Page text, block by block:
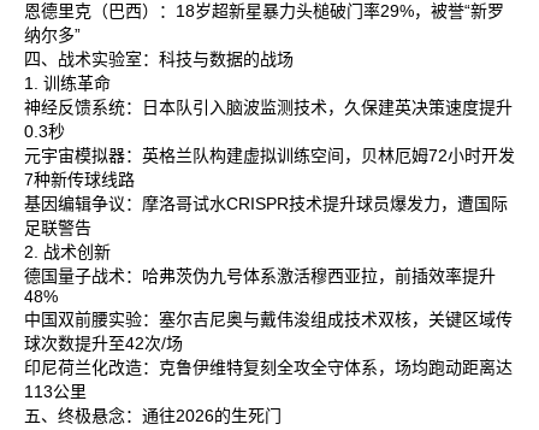
恩德里克‌（巴西）：18岁超新星暴力头槌破门率29%，被誉“新罗
纳尔多”‌
四、战术实验室：科技与数据的战场
1. 训练革命
神经反馈系统‌：日本队引入脑波监测技术，久保建英决策速度提升
0.3秒‌
元宇宙模拟器‌：英格兰队构建虚拟训练空间，贝林厄姆72小时开发
7种新传球线路‌
基因编辑争议‌：摩洛哥试水CRISPR技术提升球员爆发力，遭国际
足联警告‌
2. 战术创新
德国量子战术‌：哈弗茨伪九号体系激活穆西亚拉，前插效率提升
48%‌
中国双前腰实验‌：塞尔吉尼奥与戴伟浚组成技术双核，关键区域传
球次数提升至42次/场‌
印尼荷兰化改造‌：克鲁伊维特复刻全攻全守体系，场均跑动距离达
113公里‌
五、终极悬念：通往2026的生死门